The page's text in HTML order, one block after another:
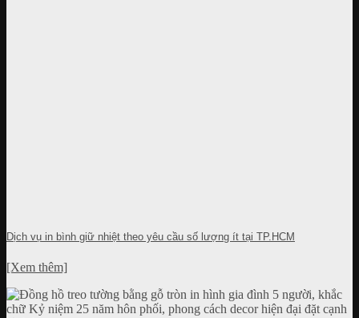
Dịch vụ in bình giữ nhiệt theo yêu cầu số lượng ít tại TP.HCM
[Xem thêm]